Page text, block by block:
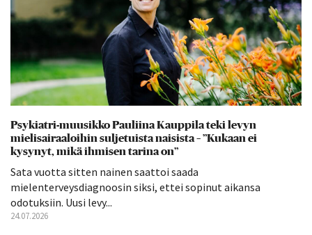
Psykiatri-muusikko Pauliina Kauppila teki levyn
mielisairaaloihin suljetuista naisista – ”Kukaan ei
kysynyt, mikä ihmisen tarina on”
Sata vuotta sitten nainen saattoi saada
mielenterveysdiagnoosin siksi, ettei sopinut aikansa
odotuksiin. Uusi levy...
24.07.2026